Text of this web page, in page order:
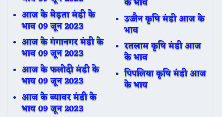
आज के मेड़ता मंडी के
भाव 09 जून 2023
आज के गंगानगर मंडी के
भाव 09 जून 2023
आज के फलोदी मंडी के
भाव 09 जून 2023
आज के ब्यावर मंडी के
भाव 09 जून 2023
उज्जैन कृषि मंडी आज के
भाव
रतलाम कृषि मंडी आज
के भाव
पिपलिया कृषि मंडी आज
के भाव